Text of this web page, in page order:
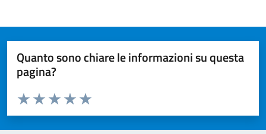
Quanto sono chiare le informazioni su questa
pagina?
Valuta da 1 a 5 stelle la pagina
Valuta 5 stelle su 5
Valuta 4 stelle su 5
Valuta 3 stelle su 5
Valuta 2 stelle su 5
Valuta 1 stelle su 5